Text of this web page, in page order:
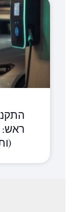
ראש: